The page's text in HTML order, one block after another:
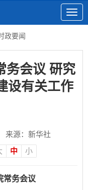
政要闻
务会议 研究
设有关工作
来源：新华社
中 小
常务会议